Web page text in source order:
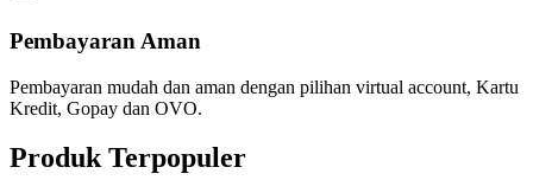
Pembayaran Aman
Pembayaran mudah dan aman dengan pilihan virtual account, Kartu
Kredit, Gopay dan OVO.
Produk Terpopuler